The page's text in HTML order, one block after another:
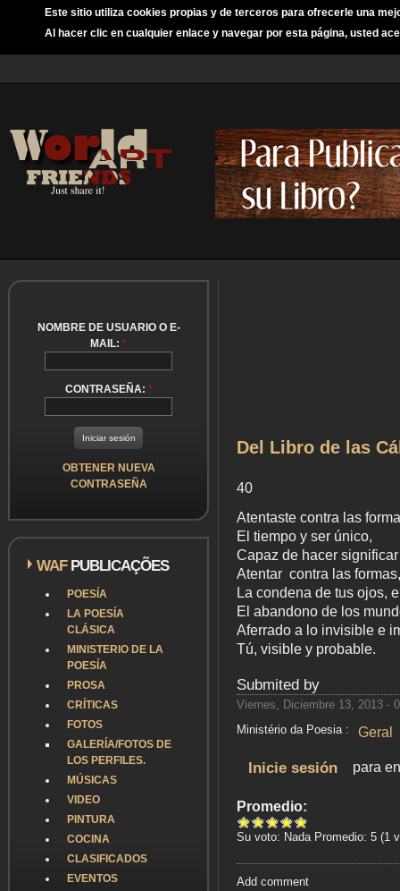
Este sitio utiliza cookies propias y de terceros para ofrecerle una
Al hacer clic en cualquier enlace y navegar por esta página, usted
NOMBRE DE USUARIO O E-
MAIL: *
CONTRASEÑA: *
OBTENER NUEVA
CONTRASEÑA
WAFPUBLICAÇÕES
POESÍA
LA POESÍA
CLÁSICA
MINISTERIO DE LA
POESÍA
PROSA
CRÍTICAS
FOTOS
GALERÍA/FOTOS DE
LOS PERFILES.
MÚSICAS
VIDEO
PINTURA
COCINA
CLASIFICADOS
EVENTOS
Del Libro de las
40
Atentaste contra las
El tiempo y ser único,
Capaz de hacer
Atentar contra las formas,
La condena de tus ojos,
El abandono de los
Aferrado a lo invisible e
Tú, visible y probable.
Submited by
Viernes, Diciembre 13, 2013 -
Ministério da Poesia :
Geral
Inicie sesión para
Promedio:
Su voto: Nada Promedio: 5 (1
Add comment